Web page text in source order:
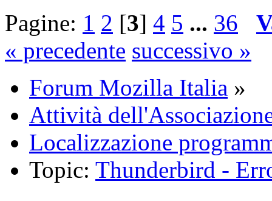
Pagine: 1 2 [3] 4 5 ... 36
« precedente successivo »
Forum Mozilla Italia »
Attività
Localizzazione
Topic: Thunderbird -